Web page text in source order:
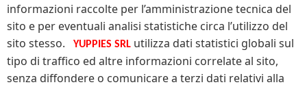
informazioni raccolte per l’amministrazione tecnica del
sito e per eventuali analisi statistiche circa l’utilizzo del
sito stesso.
YUPPIES SRL utilizza dati statistici globali sul
tipo di traffico ed altre informazioni correlate al sito,
senza diffondere o comunicare a terzi dati relativi alla